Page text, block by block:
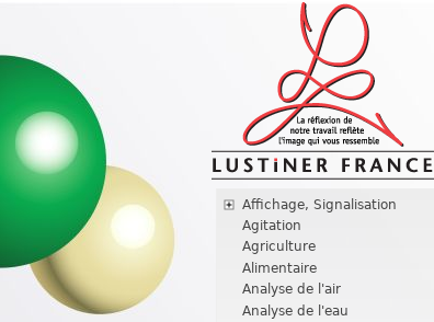
Affichage, Signalisation
Agitation
Agriculture
Alimentaire
Analyse de l'air
Analyse de l'eau